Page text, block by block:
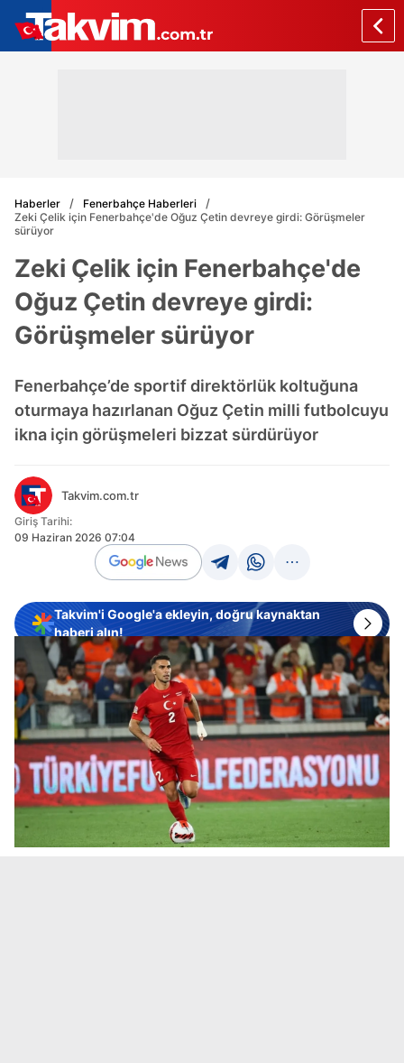
Haberler
Fenerbahçe Haberleri
Zeki Çelik için Fenerbahçe'de Oğuz Çetin devreye girdi: Görüşmeler
sürüyor
Zeki Çelik için Fenerbahçe'de
Oğuz Çetin devreye girdi:
Görüşmeler sürüyor
Fenerbahçe’de sportif direktörlük koltuğuna
oturmaya hazırlanan Oğuz Çetin milli futbolcuyu
ikna için görüşmeleri bizzat sürdürüyor
Takvim.com.tr
Giriş Tarihi:
09 Haziran 2026 07:04
Takvim'i Google'a ekleyin, doğru kaynaktan
haberi alın!